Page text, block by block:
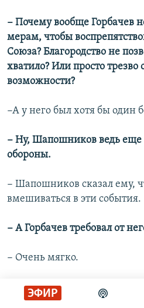
ЭФИР
− Почему вообще Горбачев
мерам, чтобы
Союза? Благородство не
хватило? Или просто трезво
возможности?
−А у него был хотя бы один
− Ну, Шапошников ведь
обороны.
− Шапошников сказал ему,
вмешиваться в эти события.
− А Горбачев требовал от
− Очень мягко.
− А вам не кажется, что это
стиле − прямо прибегать к